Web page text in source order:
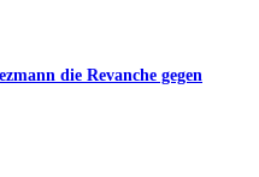
die Revanche gegen